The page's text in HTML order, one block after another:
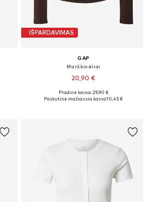
IŠPARDAVIMAS
GAP
Marškinėliai
20,90 €
Galimi dydžiai: XS, S, M, L, XL, XXL
Pradinė kaina: 29,90 €
Paskutinė mažiausia kaina:10,45 €